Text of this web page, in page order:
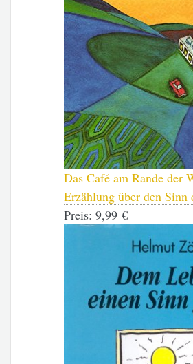
Das Café am Rande der
Erzählung über den Sinn
Preis:9,99 €